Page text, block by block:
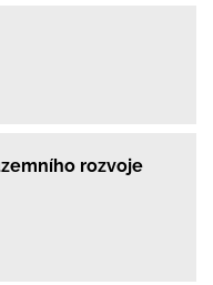
rozvoje